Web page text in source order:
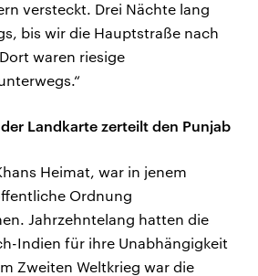
versteckt. Drei Nächte lang
bis wir die Hauptstraße nach
waren riesige
Landkarte zerteilt den Punjab
Heimat, war in jenem
Ordnung
Jahrzehntelang hatten die
Indien für ihre Unabhängigkeit
Zweiten Weltkrieg war die